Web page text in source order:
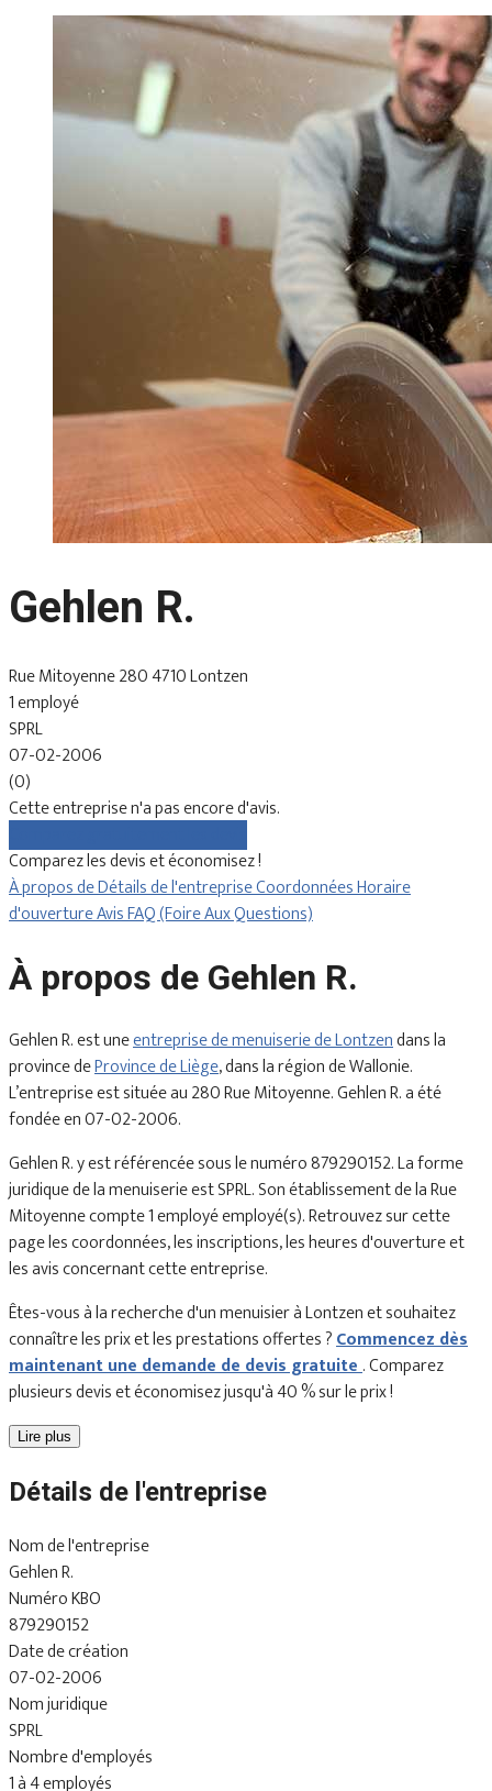
Gehlen R.
Rue Mitoyenne 280 4710 Lontzen
1 employé
SPRL
07-02-2006
(0)
Cette entreprise n'a pas encore d'avis.
Comparez les devis et économisez !
À propos deDétails de l'entrepriseCoordonnéesHoraire
d'ouvertureAvisFAQ (Foire Aux Questions)
À propos de Gehlen R.
Gehlen R. est uneentreprise de menuiserie de Lontzendans la
province deProvince de Liège, dans la région de Wallonie.
L’entreprise est située au 280 Rue Mitoyenne. Gehlen R. a été
fondée en 07-02-2006.
Gehlen R. y est référencée sous le numéro 879290152. La forme
juridique de la menuiserie est SPRL. Son établissement de la Rue
Mitoyenne compte 1 employé employé(s). Retrouvez sur cette
page les coordonnées, les inscriptions, les heures d'ouverture et
les avis concernant cette entreprise.
Êtes-vous à la recherche d'un menuisier à Lontzen et souhaitez
connaître les prix et les prestations offertes ?Commencez dès
maintenant une demande de devis gratuite. Comparez
plusieurs devis et économisez jusqu'à 40 % sur le prix !
Lire plus
Détails de l'entreprise
Nom de l'entreprise
Gehlen R.
Numéro KBO
879290152
Date de création
07-02-2006
Nom juridique
SPRL
Nombre d'employés
1 à 4 employés